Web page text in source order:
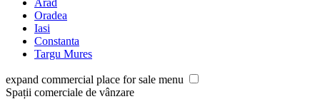
Oradea
Iasi
Constanta
Targu Mures
expand commercial place for sale menu
Spații comerciale de vânzare